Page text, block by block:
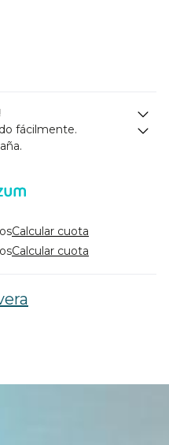
fácilmente.
Calcular cuota
Calcular cuota